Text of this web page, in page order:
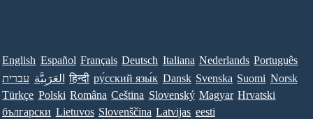
English Español Français Deutsch Italiana Nederlands Português
עברית العَرَبِيَّة हिन्दी ру́сский язы́к Dansk Svenska Suomi Norsk
Türkçe Polski Româna Ceština Slovenský Magyar Hrvatski
български Lietuvos Slovenščina Latvijas eesti